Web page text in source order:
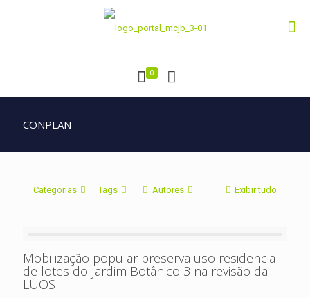
0
CONPLAN
Categorias Tags Autores Exibir tudo
Mobilização popular preserva uso residencial
de lotes do Jardim Botânico 3 na revisão da
LUOS